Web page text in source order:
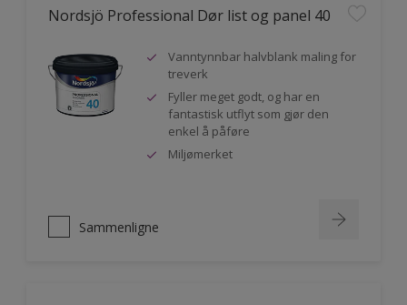
Nordsjö Professional Dør list og panel 40
Vanntynnbar halvblank maling for
treverk
Fyller meget godt, og har en
fantastisk utflyt som gjør den
enkel å påføre
Miljømerket
Sammenligne